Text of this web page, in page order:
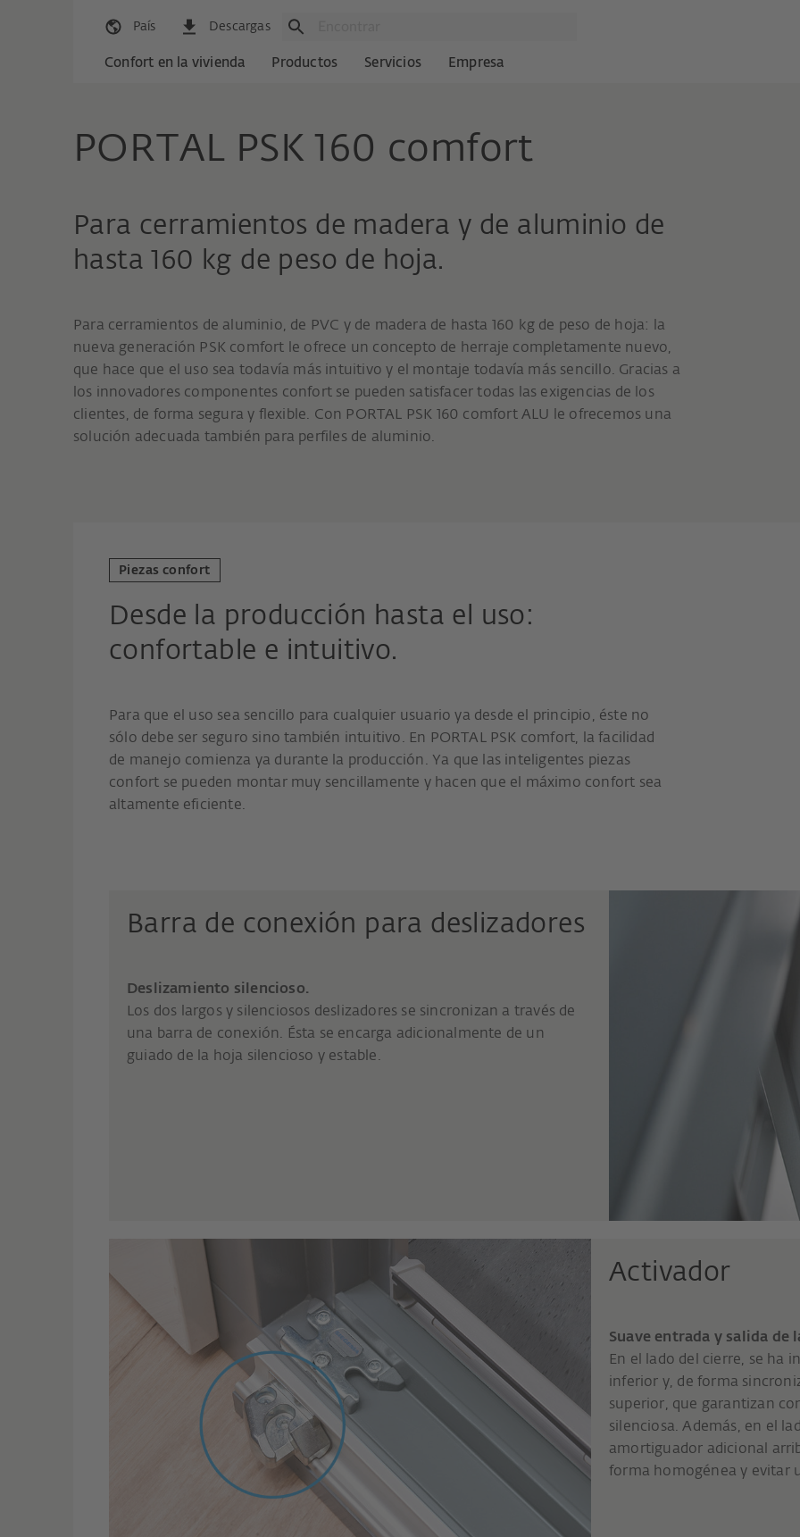
País Descargas
Confort en la vivienda Productos Servicios Empresa
PORTAL PSK 160 comfort
Para cerramientos de madera y de aluminio de
hasta 160 kg de peso de hoja.
Para cerramientos de aluminio, de PVC y de madera de hasta 160 kg de peso de hoja: la
nueva generación PSK comfort le ofrece un concepto de herraje completamente nuevo,
que hace que el uso sea todavía más intuitivo y el montaje todavía más sencillo. Gracias a
los innovadores componentes confort se pueden satisfacer todas las exigencias de los
clientes, de forma segura y flexible. Con PORTAL PSK 160 comfort ALU le ofrecemos una
solución adecuada también para perfiles de aluminio.
Piezas confort
Desde la producción hasta el uso:
confortable e intuitivo.
Para que el uso sea sencillo para cualquier usuario ya desde el principio, éste no
sólo debe ser seguro sino también intuitivo. En PORTAL PSK comfort, la facilidad
de manejo comienza ya durante la producción. Ya que las inteligentes piezas
confort se pueden montar muy sencillamente y hacen que el máximo confort sea
altamente eficiente.
Barra de conexión para deslizadores
Deslizamiento silencioso.
Los dos largos y silenciosos deslizadores se sincronizan a través de
una barra de conexión. Ésta se encarga adicionalmente de un
guiado de la hoja silencioso y estable.
Activador
Suave entrada y salida de
En el lado del cierre, se ha
inferior y, de forma
superior, que garantizan
silenciosa. Además, en el
amortiguador adicional
forma homogénea y evitar